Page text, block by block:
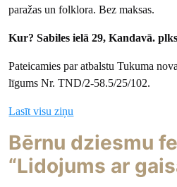
paražas un folklora. Bez maksas.
Kur? Sabiles ielā 29, Kandavā.
Pateicamies par atbalstu Tukuma
līgums Nr. TND/2-58.5/25/102.
Lasīt visu ziņu
Bērnu dziesmu
“Lidojums ar